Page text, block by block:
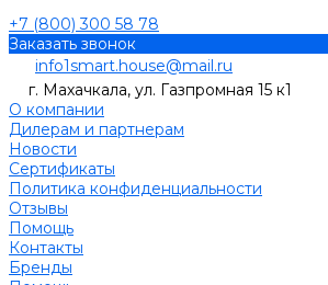
+7 (800) 300 58 78
Заказать звонок
info1smart.house@mail.ru
г. Махачкала, ул. Газпромная 15 к1
О компании
Дилерам и партнерам
Новости
Сертификаты
Политика конфиденциальности
Отзывы
Помощь
Контакты
Бренды